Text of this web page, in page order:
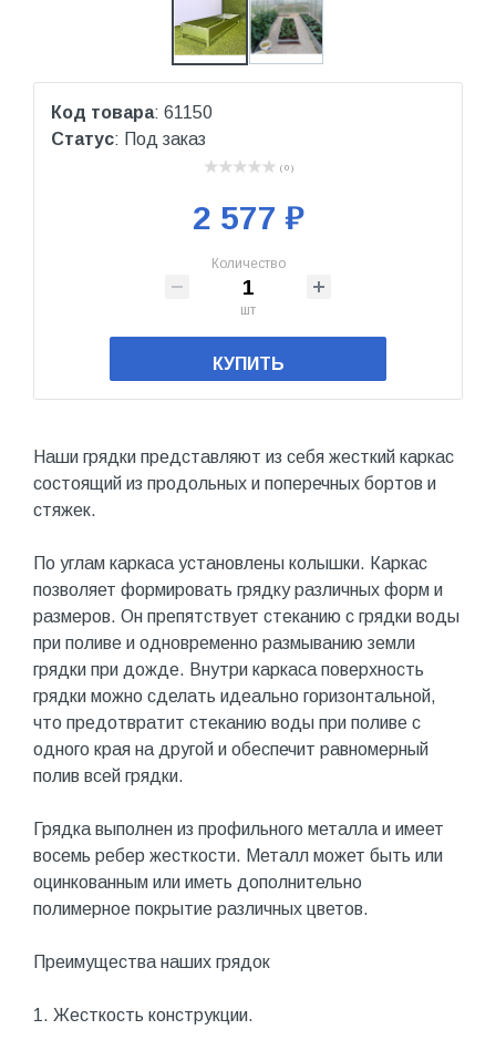
Код товара: 61150
Статус: Под заказ
( 0 )
2 577 ₽
Количество
шт
КУПИТЬ
Наши грядки представляют из себя жесткий каркас
состоящий из продольных и поперечных бортов и
стяжек.
По углам каркаса установлены колышки. Каркас
позволяет формировать грядку различных форм и
размеров. Он препятствует стеканию с грядки воды
при поливе и одновременно размыванию земли
грядки при дожде. Внутри каркаса поверхность
грядки можно сделать идеально горизонтальной,
что предотвратит стеканию воды при поливе с
одного края на другой и обеспечит равномерный
полив всей грядки.
Грядка выполнен из профильного металла и имеет
восемь ребер жесткости. Металл может быть или
оцинкованным или иметь дополнительно
полимерное покрытие различных цветов.
Преимущества наших грядок
1. Жесткость конструкции.